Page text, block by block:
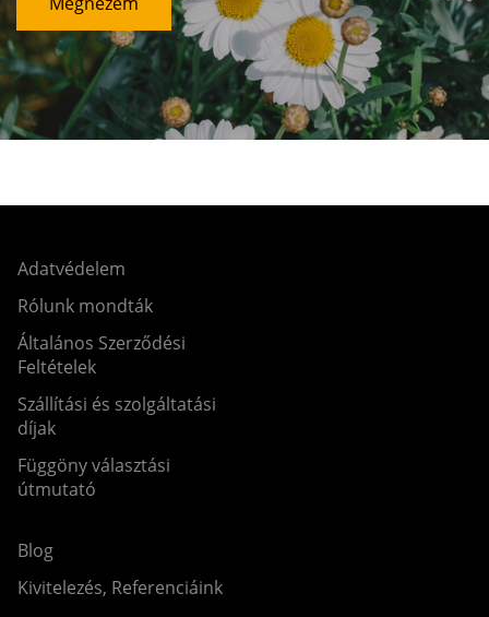
Adatvédelem
Rólunk mondták
Általános Szerződési
Feltételek
Szállítási és szolgáltatási
díjak
Függöny választási
útmutató
Blog
Kivitelezés, Referenciáink